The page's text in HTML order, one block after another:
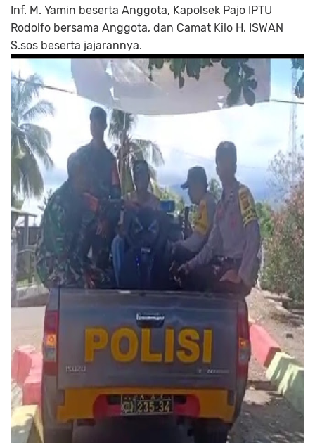
Inf. M. Yamin beserta Anggota, Kapolsek Pajo IPTU
Rodolfo bersama Anggota, dan Camat Kilo H. ISWAN
S.sos beserta jajarannya.